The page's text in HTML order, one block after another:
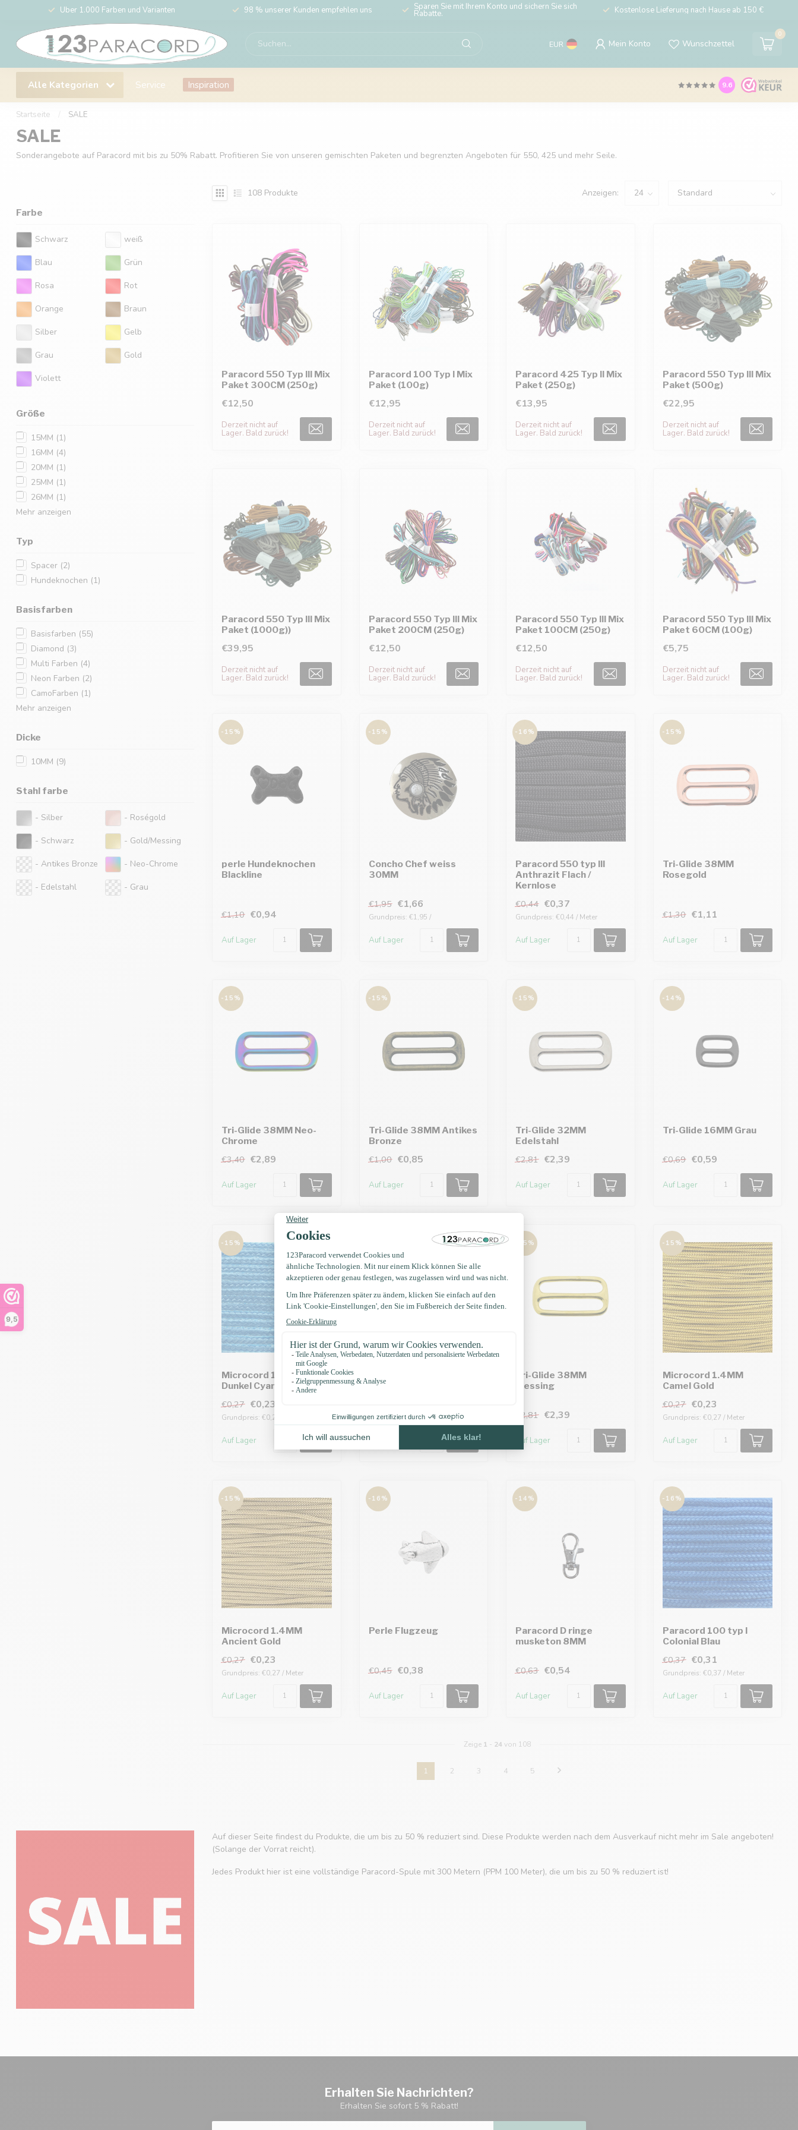
9,5
Über 1.000 Farben und Varianten 98 % unserer Kunden empfehlen uns Sparen Sie mit Ihrem Konto und sichern Sie sich
Rabatte. Kostenlose Lieferung nach Hause ab 150 €
EUR Mein Konto Wunschzettel
0
Alle Kategorien Service Inspiration 9.6
Startseite SALE
SALE
Sonderangebote auf Paracord mit bis zu 50% Rabatt. Profitieren Sie von unseren gemischten Paketen und begrenzten Angeboten für 550, 425 und mehr Seile.
Farbe
Schwarz weiß
Blau Grün
Rosa Rot
Orange Braun
Silber Gelb
Grau Gold
Violett
Größe
15MM (1)
16MM (4)
20MM (1)
25MM (1)
26MM (1)
Mehr anzeigen
Typ
Spacer (2)
Hundeknochen (1)
Basisfarben
Basisfarben (55)
Diamond (3)
Multi Farben (4)
Neon Farben (2)
CamoFarben (1)
Mehr anzeigen
Dicke
10MM (9)
Stahl farbe
- Silber - Roségold
- Schwarz - Gold/Messing
- Antikes Bronze - Neo-Chrome
- Edelstahl - Grau
108 Produkte Anzeigen:
Paracord 550 Typ III Mix
Paket 300CM (250g)
€12,50
Derzeit nicht auf
Lager. Bald zurück!
Paracord 100 Typ I Mix
Paket (100g)
€12,95
Derzeit nicht auf
Lager. Bald zurück!
Paracord 425 Typ II Mix
Paket (250g)
€13,95
Derzeit nicht auf
Lager. Bald zurück!
Paracord 550 Typ III Mix
Paket (500g)
€22,95
Derzeit nicht auf
Lager. Bald zurück!
Paracord 550 Typ III Mix
Paket (1000g))
€39,95
Derzeit nicht auf
Lager. Bald zurück!
Paracord 550 Typ III Mix
Paket 200CM (250g)
€12,50
Derzeit nicht auf
Lager. Bald zurück!
Paracord 550 Typ III Mix
Paket 100CM (250g)
€12,50
Derzeit nicht auf
Lager. Bald zurück!
Paracord 550 Typ III Mix
Paket 60CM (100g)
€5,75
Derzeit nicht auf
Lager. Bald zurück!
-15%
perle Hundeknochen
Blackline
€1,10 €0,94
Auf Lager
-15%
Concho Chef weiss
30MM
€1,95 €1,66
Grundpreis: €1,95 /
Auf Lager
-16%
Paracord 550 typ III
Anthrazit Flach /
Kernlose
€0,44 €0,37
Grundpreis: €0,44 / Meter
Auf Lager
-15%
Tri-Glide 38MM
Rosegold
€1,30 €1,11
Auf Lager
-15%
Tri-Glide 38MM Neo-
Chrome
€3,40 €2,89
Auf Lager
-15%
Tri-Glide 38MM Antikes
Bronze
€1,00 €0,85
Auf Lager
-15%
Tri-Glide 32MM
Edelstahl
€2,81 €2,39
Auf Lager
-14%
Tri-Glide 16MM Grau
€0,69 €0,59
Auf Lager
-15%
Microcord 1.4MM
Dunkel Cyan
€0,27 €0,23
Grundpreis: €0,27 / Meter
Auf Lager
Chrome
€1,95 €1,66
Auf Lager
-15%
Tri-Glide 38MM
Messing
€2,81 €2,39
Auf Lager
-15%
Microcord 1.4MM
Camel Gold
€0,27 €0,23
Grundpreis: €0,27 / Meter
Auf Lager
-15%
Microcord 1.4MM
Ancient Gold
€0,27 €0,23
Grundpreis: €0,27 / Meter
Auf Lager
-16%
Perle Flugzeug
€0,45 €0,38
Auf Lager
-14%
Paracord D ringe
musketon 8MM
€0,63 €0,54
Auf Lager
-16%
Paracord 100 typ I
Colonial Blau
€0,37 €0,31
Grundpreis: €0,37 / Meter
Auf Lager
Zeige 1 - 24von 108
1 2 3 4 5
Auf dieser Seite findest du Produkte, die um bis zu 50 % reduziert sind. Diese Produkte werden nach dem Ausverkauf nicht mehr im Sale angeboten!
(Solange der Vorrat reicht).
Jedes Produkt hier ist eine vollständige Paracord-Spule mit 300 Metern (PPM 100 Meter), die um bis zu 50 % reduziert ist!
Erhalten Sie Nachrichten?
Erhalten Sie sofort 5 % Rabatt!